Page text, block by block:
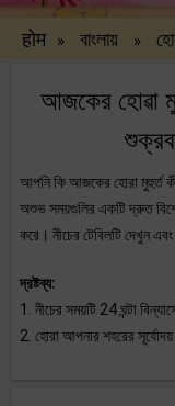
होम » বাংলায় »
আজকের হোৱা
আপনি কি আজকের হোরা মুহুর্ত
অশুভ সময়গুলির একটি দ্রুত
করে। নীচের টেবিলটি দেখুন
দ্রষ্টব্য:
1. নীচের সময়টি 24 ঘন্টা
2. হোরা আপনার শহরের